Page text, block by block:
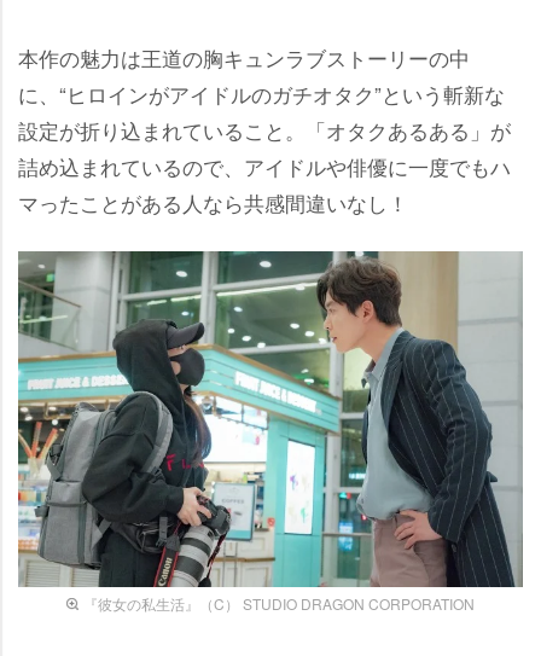
本作の魅力は王道の胸キュンラブストーリーの中
に、“ヒロインがアイドルのガチオタク”という斬新な
設定が折り込まれていること。「オタクあるある」が
詰め込まれているので、アイドルや俳優に一度でもハ
マったことがある人なら共感間違いなし！
『彼女の私生活』（C） STUDIO DRAGON CORPORATION